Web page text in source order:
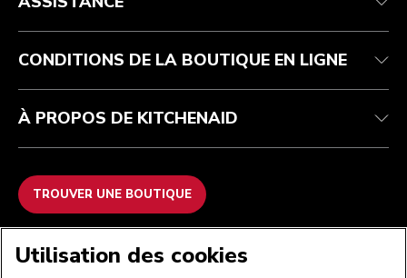
Contactez-nous
Imprint
ODR
CONDITIONS DE LA BOUTIQUE EN LIGNE
À PROPOS DE KITCHENAID
TROUVER UNE BOUTIQUE
NOUS ACCEPTONS
Utilisation des cookies